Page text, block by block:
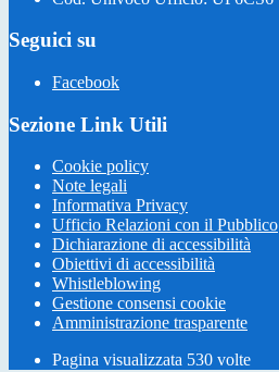
Seguici su
Facebook
Sezione Link Utili
Cookie policy
Note legali
Informativa Privacy
Ufficio Relazioni con il Pubblico
Dichiarazione di accessibilità
Obiettivi di accessibilità
Whistleblowing
Gestione consensi cookie
Amministrazione trasparente
Pagina visualizzata 530 volte